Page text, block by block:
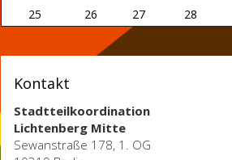
25
26 27 28
Kontakt
Stadtteilkoordination
Lichtenberg Mitte
Sewanstraße 178, 1. OG